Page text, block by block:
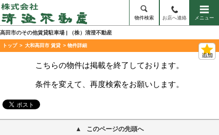
物件検索 お店へ連絡 メニュー
高田市のその他賃貸駐車場 | （株）清澄不動産
トップ > 大和高田市 賃貸 > 物件詳細
こちらの物件は掲載を終了しております。
条件を変えて、再度検索をお願いします。
このページの先頭へ